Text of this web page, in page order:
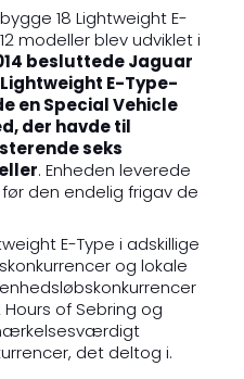
18 Lightweight E-
modeller blev udviklet i
besluttede Jaguar
E-Type-
en Special Vehicle
der havde til
seks
. Enheden leverede
den endelig frigav de
E-Type i adskillige
og lokale
Hours of Sebring og
det deltog i.